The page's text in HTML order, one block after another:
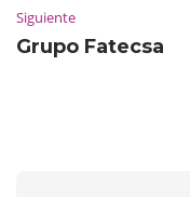
Siguiente
Grupo Fatecsa